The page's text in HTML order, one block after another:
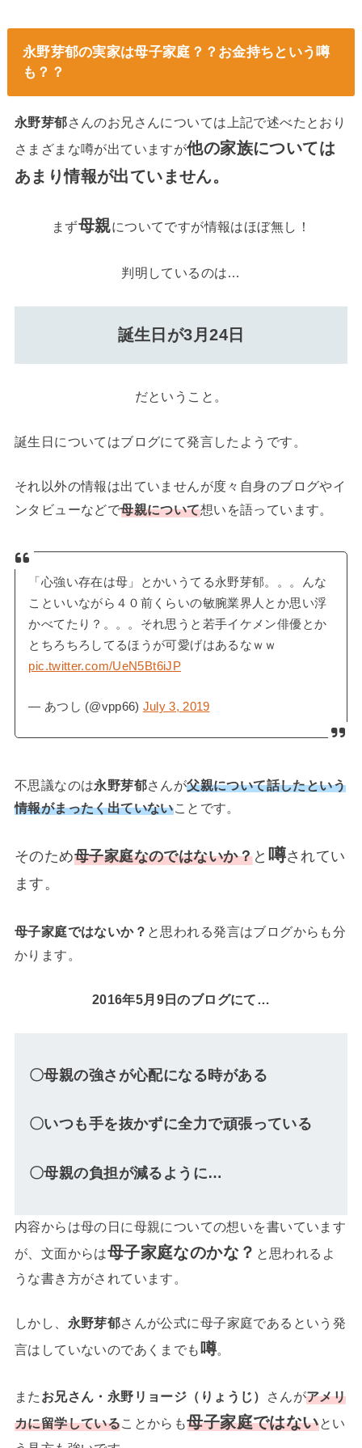
永野芽郁の実家は母子家庭？？お金持ちという噂
も？？
永野芽郁さんのお兄さんについては上記で述べたとおり
さまざまな噂が出ていますが他の家族については
あまり情報が出ていません。
まず母親についてですが情報はほぼ無し！
判明しているのは…
誕生日が3月24日
だということ。
誕生日についてはブログにて発言したようです。
それ以外の情報は出ていませんが度々自身のブログやイ
ンタビューなどで母親について想いを語っています。
「心強い存在は母」とかいうてる永野芽郁。。。んな
こといいながら４０前くらいの敏腕業界人とか思い浮
かべてたり？。。。それ思うと若手イケメン俳優とか
とちろちろしてるほうが可愛げはあるなｗｗ
pic.twitter.com/UeN5Bt6iJP
— あつし (@vpp66) July 3, 2019
不思議なのは永野芽郁さんが父親について話したという
情報がまったく出ていないことです。
そのため母子家庭なのではないか？と 噂されてい
ます。
母子家庭ではないか？ と思われる発言はブログからも分
かります。
2016年5月9日のブログにて…
〇母親の強さが心配になる時がある
〇いつも手を抜かずに全力で頑張っている
〇母親の負担が減るように…
内容からは母の日に母親についての想いを書いています
が、文面からは母子家庭なのかな？ と思われるよ
うな書き方がされています。
しかし、 永野芽郁さんが公式に母子家庭であるという発
言はしていないのであくまでも 噂。
また お兄さん・永野リョージ（りょうじ） さんがアメリ
カに留学していることからも母子家庭ではないとい